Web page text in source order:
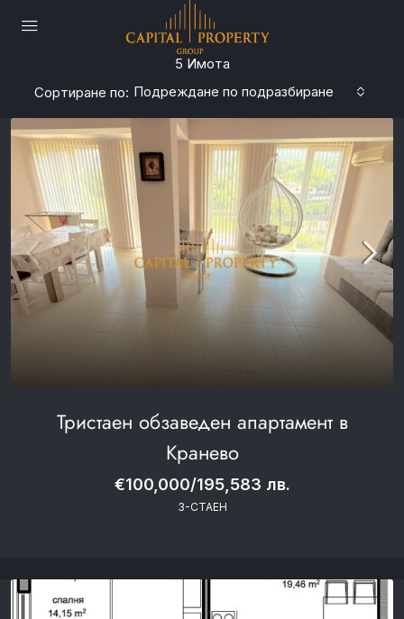
5 Имотa
Сортиране по: Подреждане по подразбиране
Тристаен обзаведен апартамент в
Кранево
€100,000/195,583 лв.
3-СТАЕН